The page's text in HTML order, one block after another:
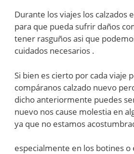
Durante los viajes los calzados
para que pueda sufrir daños
tener rasguños asi que
cuidados necesarios .
Si bien es cierto por cada viaje
compáranos calzado nuevo
dicho anteriormente puedes
nuevo nos cause molestia en
ya que no estamos
especialmente en los botines o